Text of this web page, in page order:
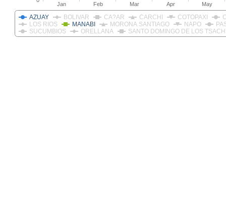
AZUAY BOLIVAR CA?AR CARCHI COTOPAXI
LOS RIOS
MANABI MORONA SANTIAGO NAPO
SUCUMBIOS
ORELLANA SANTO DOMINGO DE LOS
Jan Feb Mar Apr May